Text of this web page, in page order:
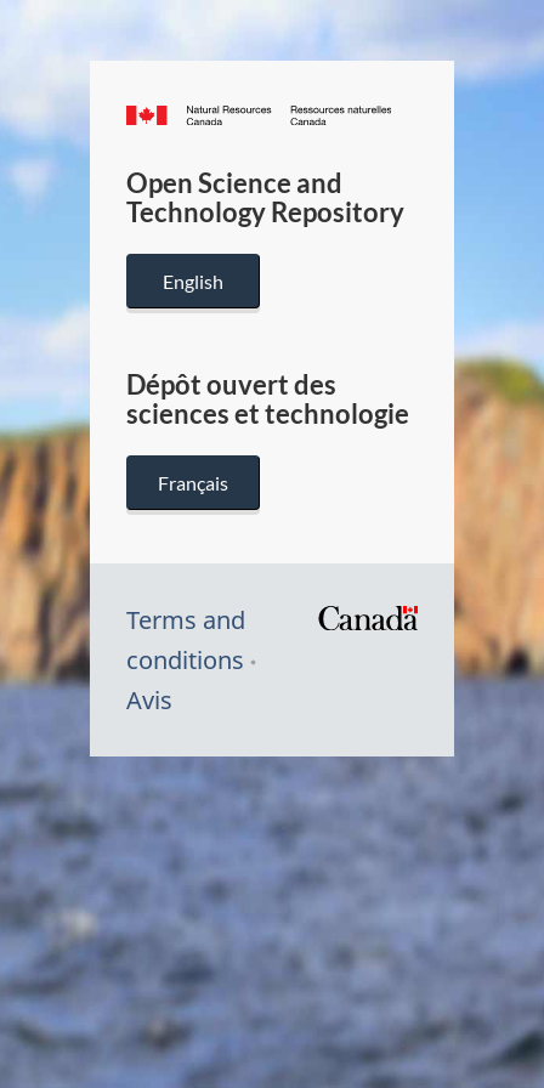
Canada.ca
/
Canada
Open Science and
Technology Repository
English
Dépôt ouvert des
sciences et technologie
Français
Terms and
conditions
Avis
Symbole
Canada